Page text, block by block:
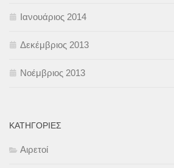
Ιανουάριος 2014
Δεκέμβριος 2013
Νοέμβριος 2013
KΑΤΗΓΟΡΊΕΣ
Αιρετοί